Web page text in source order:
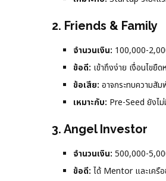
2. Friends & Family
จำนวนเงิน: 100,000-
ข้อดี: เข้าถึงง่าย เงื่อนไขยืด
ข้อเสีย: อาจกระทบความสั
เหมาะกับ: Pre-Seed ยังไ
3. Angel Investor
จำนวนเงิน: 500,000-
ข้อดี: ได้ Mentor และเครือ